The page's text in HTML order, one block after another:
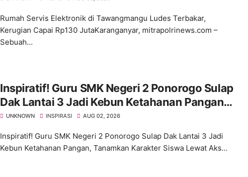
Rumah Servis Elektronik di Tawangmangu Ludes Terbakar,
Kerugian Capai Rp130 JutaKaranganyar, mitrapolrinews.com –
Sebuah...
Inspiratif! Guru SMK Negeri 2 Ponorogo Sulap
Dak Lantai 3 Jadi Kebun Ketahanan Pangan,
Tanamkan Karakter Siswa Lewat Aksi Nyata
UNKNOWN INSPIRASI AUG 02, 2026
Inspiratif! Guru SMK Negeri 2 Ponorogo Sulap Dak Lantai 3 Jadi
Kebun Ketahanan Pangan, Tanamkan Karakter Siswa Lewat Aks...